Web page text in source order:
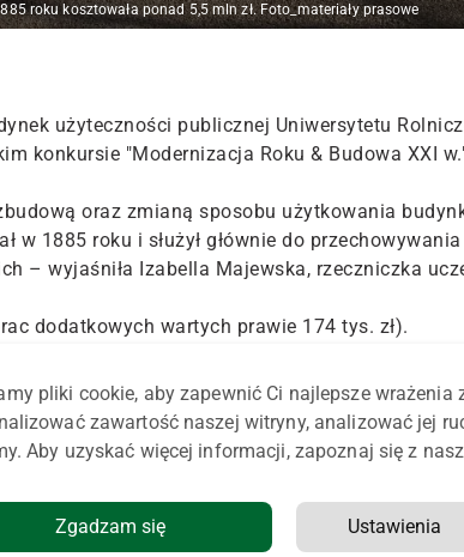
roku kosztowała ponad 5,5 mln zł. Foto_materiały prasowe
użyteczności publicznej Uniwersytetu
konkursie "Modernizacja Roku & Budowa XXI
oraz zmianą sposobu użytkowania
w 1885 roku i służył głównie do
– wyjaśniła Izabella Majewska, rzeczniczka
dodatkowych wartych prawie 174 tys. zł).
składał się z trzech połączonych ze sobą
budynku inwentarskiego i budynku
uczelnię obiekt wykorzystywany był w głównej
magazynowego funkcjonowało
pliki cookie, aby zapewnić Ci najlepsze wrażenia
zawartość naszej witryny, analizować jej
Aby uzyskać więcej informacji, zapoznaj się z
Zgadzam się Ustawienia